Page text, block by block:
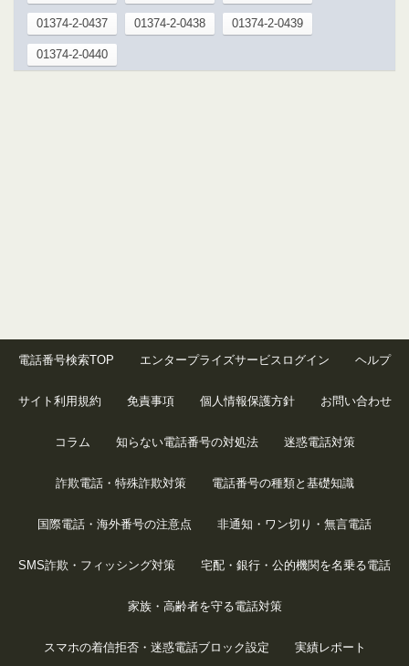
01374-2-0437 01374-2-0438 01374-2-0439
01374-2-0440
電話番号検索TOP エンタープライズサービスログイン ヘルプ
サイト利用規約 免責事項 個人情報保護方針 お問い合わせ
コラム 知らない電話番号の対処法 迷惑電話対策
詐欺電話・特殊詐欺対策 電話番号の種類と基礎知識
国際電話・海外番号の注意点 非通知・ワン切り・無言電話
SMS詐欺・フィッシング対策 宅配・銀行・公的機関を名乗る電話
家族・高齢者を守る電話対策
スマホの着信拒否・迷惑電話ブロック設定 実績レポート